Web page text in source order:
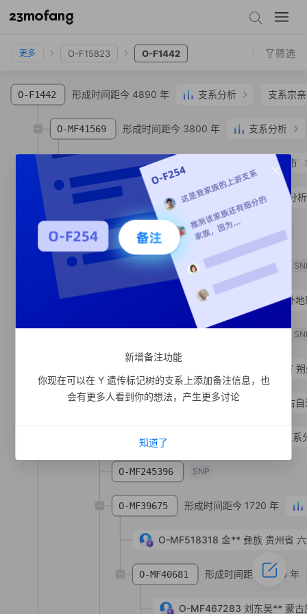
O-A16635
更多 O-F15823 O-F1442 筛选
O-F1442 形成时间距今 4890 年 支系分析 支系宗亲
O-MF41569 形成时间距今 3800 年 支系分析
O-MV277485张** 辽宁省 辽阳市 灯塔市
O-MF38096 形成时间距今 3570 年 支系分析
O-MF178788 形成时间距今 3140 年 SNP
O-SK1726 形成时间距今 2820 年 支系
O-MF241243 形成时间距今 1720 年
O-MF245396 SNP
O-MF39675 形成时间距今 1720 年
O-MF241245 朝鲜族海外
山西省
O-MF599797邢** 内蒙古
O-MF518318金**彝族 贵州省
O-MF40681 形成时间距今 1010 年
O-MF467283刘东昊**蒙
新增备注功能
你现在可以在 Y 遗传标记树的支系上添加备注信息，也
会有更多人看到你的想法，产生更多讨论
知道了